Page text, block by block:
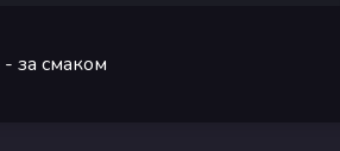
- за смаком